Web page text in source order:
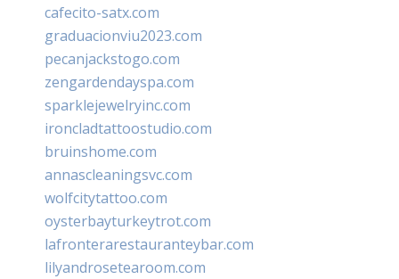
cafecito-satx.com
graduacionviu2023.com
pecanjackstogo.com
zengardendayspa.com
sparklejewelryinc.com
ironcladtattoostudio.com
bruinshome.com
annascleaningsvc.com
wolfcitytattoo.com
oysterbayturkeytrot.com
lafronterarestauranteybar.com
lilyandrosetearoom.com